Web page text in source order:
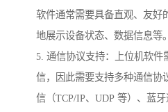
软件通常需要具备直观、友好
地展示设备状态、数据信息等。
5. 通信协议支持：上位机软件
信，因此需要支持多种通信协
信（TCP/IP、UDP 等）、蓝牙